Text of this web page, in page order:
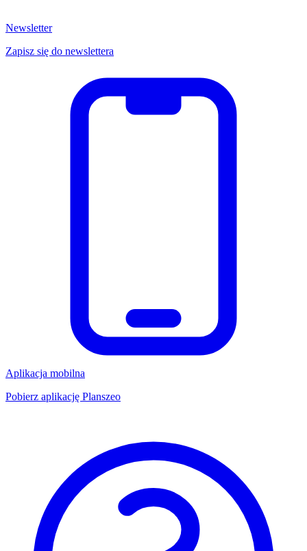
Newsletter
Zapisz się do newslettera
Aplikacja mobilna
Pobierz aplikację Planszeo